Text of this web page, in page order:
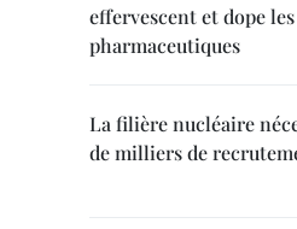
effervescent et dope
pharmaceutiques
La filière nucléaire
de milliers de